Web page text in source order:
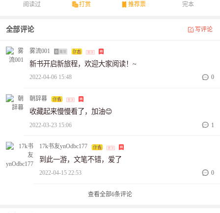
界的传统医学，将其发扬光大。
为远近闻名的神医，不仅拯救了全村病患，也造福了全国。
沈南星的诊所一号难求，大家纷纷来看热闹。只是这位病人，为什
么你能随意进出，你挂号了吗？
某人笑的十分荡漾：其实，我是沈医生的内人！
阅读过 打赏 推荐票 完本
全部评论 写评论
雾流001
新书开启新旅程，欢迎大家阅读！~
2022-04-06 15:48 0
朝辞暮
收藏起来慢慢看了，加油😊
2022-03-23 15:06 1
17k书友ynOdbc177
到此一游，文笔不错，爱了
2022-04-15 22:53 0
查看全部6条评论